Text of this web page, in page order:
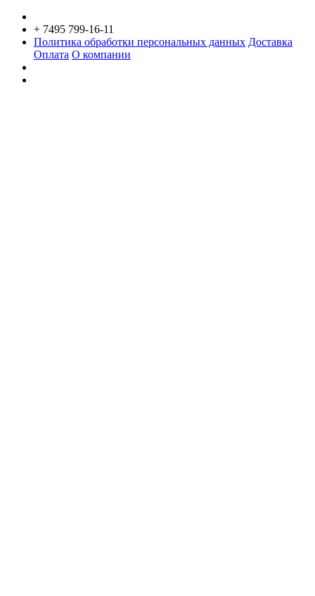
+ 7495 799-16-11
Политика обработки персональных данных Доставка
Оплата О компании